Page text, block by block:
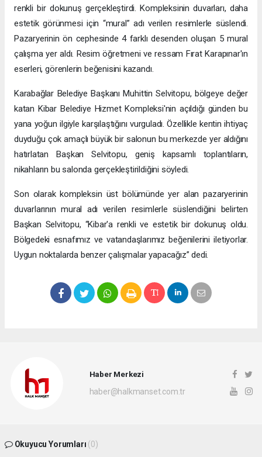
renkli bir dokunuş gerçekleştirdi. Kompleksinin duvarları, daha
estetik görünmesi için “mural” adı verilen resimlerle süslendi.
Pazaryerinin ön cephesinde 4 farklı desenden oluşan 5 mural
çalışma yer aldı. Resim öğretmeni ve ressam Fırat Karapınar'ın
eserleri, görenlerin beğenisini kazandı.
Karabağlar Belediye Başkanı Muhittin Selvitopu, bölgeye değer
katan Kibar Belediye Hizmet Kompleksi'nin açıldığı günden bu
yana yoğun ilgiyle karşılaştığını vurguladı. Özellikle kentin ihtiyaç
duyduğu çok amaçlı büyük bir salonun bu merkezde yer aldığını
hatırlatan Başkan Selvitopu, geniş kapsamlı toplantıların,
nikahların bu salonda gerçekleştirildiğini söyledi.
Son olarak kompleksin üst bölümünde yer alan pazaryerinin
duvarlarının mural adı verilen resimlerle süslendiğini belirten
Başkan Selvitopu, “Kibar'a renkli ve estetik bir dokunuş oldu.
Bölgedeki esnafımız ve vatandaşlarımız beğenilerini iletiyorlar.
Uygun noktalarda benzer çalışmalar yapacağız” dedi.
Haber Merkezi
haber@halkmanset.com.tr
Okuyucu Yorumları (0)